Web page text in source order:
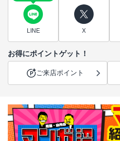
LINE X
お得にポイントゲット！
ご来店ポイント